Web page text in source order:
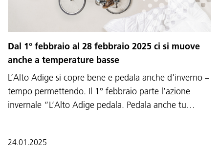
Dal 1° febbraio al 28 febbraio 2025 ci si muove
anche a temperature basse
L’Alto Adige si copre bene e pedala anche d'inverno –
tempo permettendo. Il 1° febbraio parte l’azione
invernale “L’Alto Adige pedala. Pedala anche tu…
24.01.2025